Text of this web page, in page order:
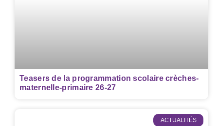
Teasers de la programmation scolaire crèches-
maternelle-primaire 26-27
ACTUALITÉS